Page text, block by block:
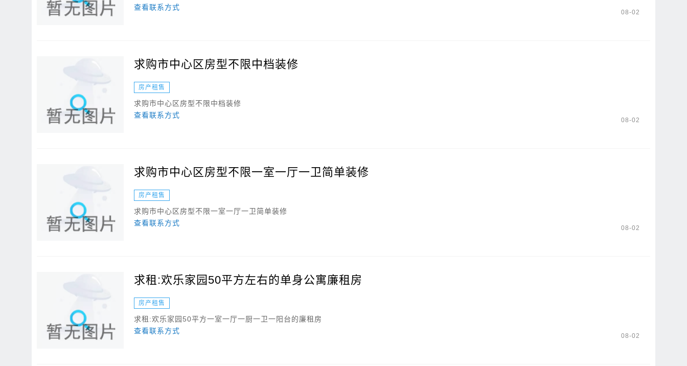
08-02
查看联系方式
08-02
求购市中心区房型不限中档装修
房产租售
求购市中心区房型不限中档装修
查看联系方式
08-02
求购市中心区房型不限一室一厅一卫简单装修
房产租售
求购市中心区房型不限一室一厅一卫简单装修
查看联系方式
08-02
求租:欢乐家园50平方左右的单身公寓廉租房
房产租售
求租:欢乐家园50平方一室一厅一厨一卫一阳台的廉租房
查看联系方式